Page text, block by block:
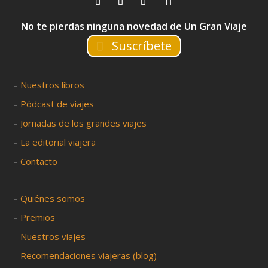
No te pierdas ninguna novedad de Un Gran Viaje
Suscríbete
– Nuestros libros
– Pódcast de viajes
– Jornadas de los grandes viajes
– La editorial viajera
–Contacto
–Quiénes somos
– Premios
– Nuestros viajes
– Recomendaciones viajeras (blog)